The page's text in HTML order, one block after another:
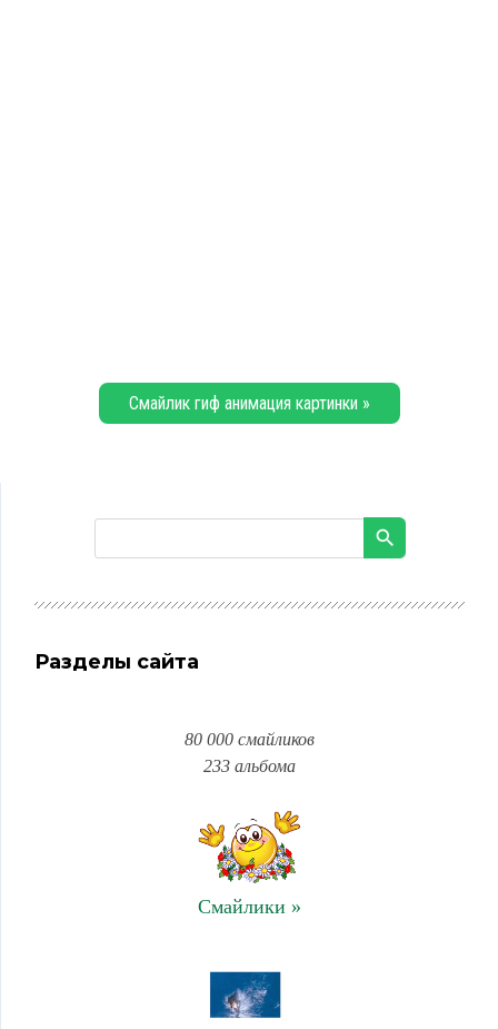
Смайлик гиф анимация картинки »
Разделы сайта
80 000 смайликов
233 альбома
Смайлики »